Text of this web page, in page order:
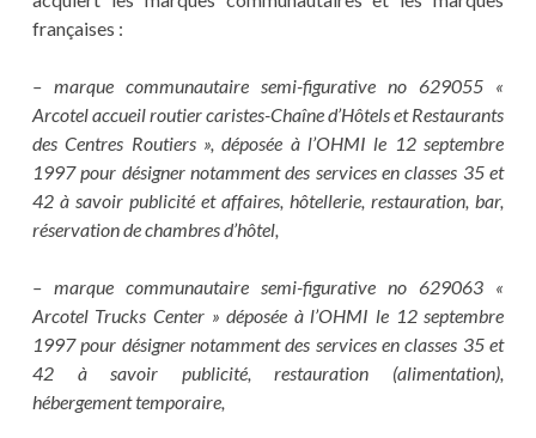
françaises :
– marque communautaire semi-figurative no 629055 «
Arcotel accueil routier caristes-Chaîne d’Hôtels et Restaurants
des Centres Routiers », déposée à l’OHMI le 12 septembre
1997 pour désigner notamment des services en classes 35 et
42 à savoir publicité et affaires, hôtellerie, restauration, bar,
réservation de chambres d’hôtel,
– marque communautaire semi-figurative no 629063 «
Arcotel Trucks Center » déposée à l’OHMI le 12 septembre
1997 pour désigner notamment des services en classes 35 et
42 à savoir publicité, restauration (alimentation),
hébergement temporaire,